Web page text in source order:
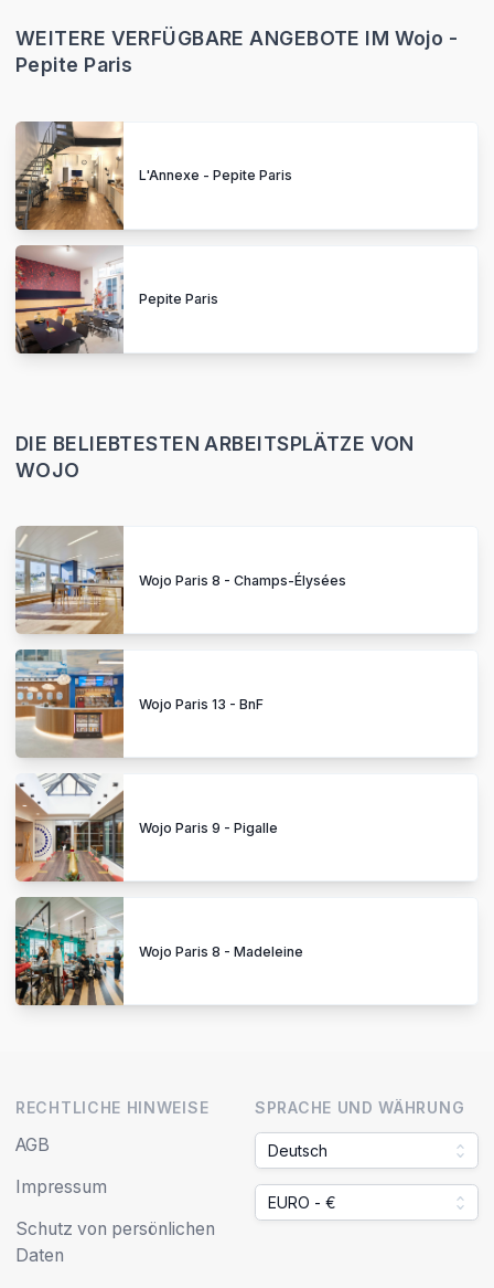
WEITERE VERFÜGBARE ANGEBOTE IM Wojo -
Pepite Paris
L'Annexe - Pepite Paris
Pepite Paris
DIE BELIEBTESTEN ARBEITSPLÄTZE VON
WOJO
Wojo Paris 8 - Champs-Élysées
Wojo Paris 13 - BnF
Wojo Paris 9 - Pigalle
Wojo Paris 8 - Madeleine
RECHTLICHE HINWEISE
AGB
Impressum
Schutz von persönlichen
Daten
SPRACHE UND WÄHRUNG
Deutsch
EURO - €